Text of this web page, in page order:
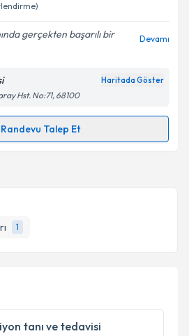
1
gerçekten başarılı bir
Devamı
Haritada Göster
Hst. No:71, 68100
Randevu Talep Et
Talebi
e-posta ile bilgilendireceğiz.
işlenmesine ilişkinAydınlatma
ve kişisel verilerimin belirtilen
tanı ve tedavisi